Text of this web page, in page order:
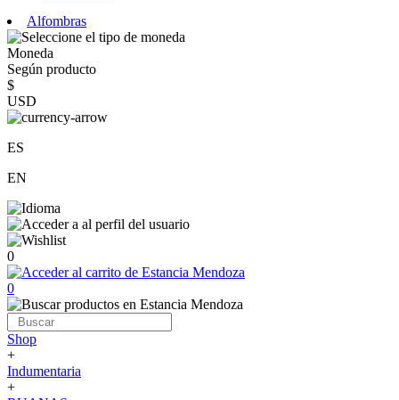
Alfombras
Moneda
Según producto
$
USD
ES
EN
0
0
Shop
+
Indumentaria
+